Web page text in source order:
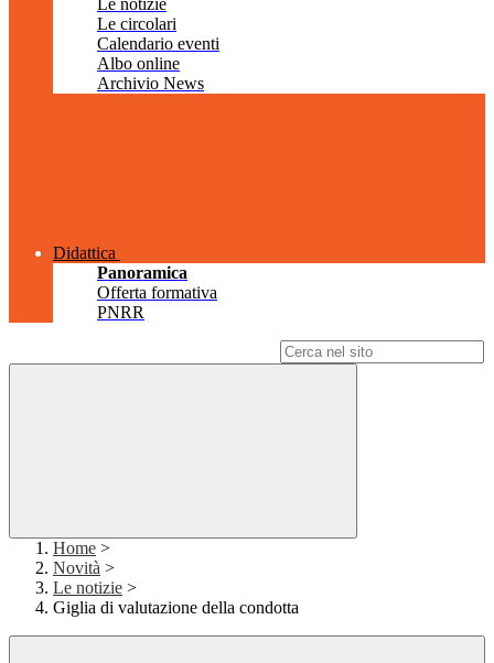
Le notizie
Le circolari
Calendario eventi
Albo online
Archivio News
Didattica
Panoramica
Offerta formativa
PNRR
Home >
Novità >
Le notizie >
Giglia di valutazione della condotta